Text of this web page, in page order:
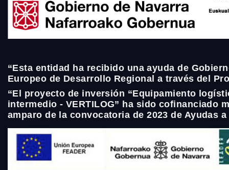
“Esta entidad ha recibido una ayuda de
Europeo de Desarrollo Regional a través del
“El proyecto de inversión “Equipamiento
intermedio - VERTILOG” ha sido cofinanciado
amparo de la convocatoria de 2023 de Ayudas